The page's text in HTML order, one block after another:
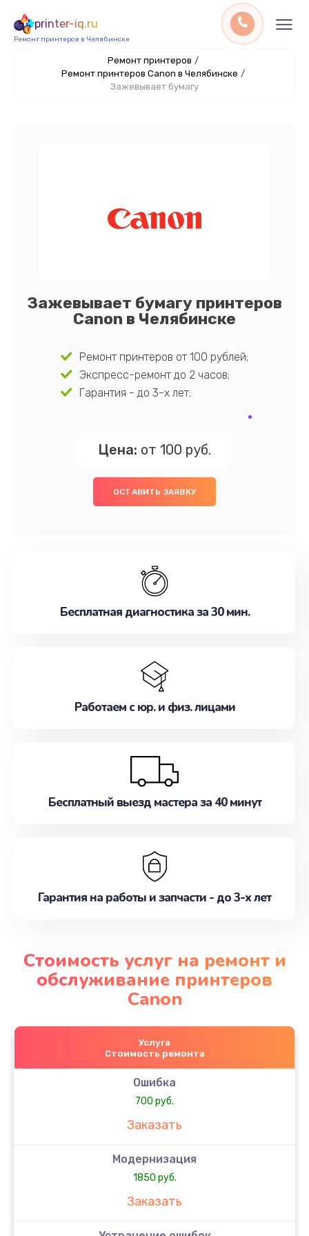
printer-iq.ru
Ремонт принтеров в Челябинске
Ремонт принтеров /
Ремонт принтеров Canon в Челябинске /
Зажевывает бумагу
Зажевывает бумагу принтеров
Canon в Челябинске
Ремонт принтеров от 100 рублей;
Экспресс-ремонт до 2 часов;
Гарантия - до 3-х лет;
Цена: от 100 руб.
ОСТАВИТЬ ЗАЯВКУ
Бесплатная диагностика за 30 мин.
Работаем с юр. и физ. лицами
Бесплатный выезд мастера за 40 минут
Гарантия на работы и запчасти - до 3-х лет
Стоимость услуг на ремонт и
обслуживание принтеров
Canon
Услуга
Стоимость ремонта
Ошибка
700 руб.
Заказать
Модернизация
1850 руб.
Заказать